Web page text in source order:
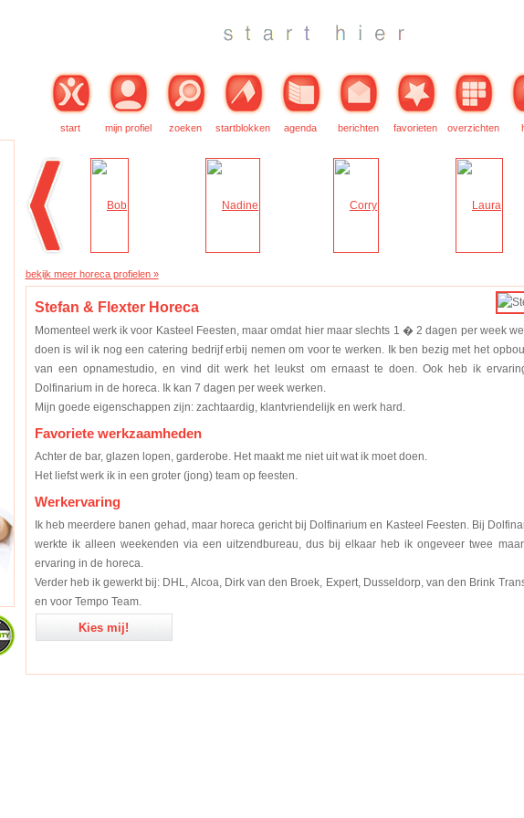
start mijn profiel zoeken startblokken agenda berichten favorieten overzichten
bekijk meer horeca profielen »
Stefan & Flexter Horeca
Momenteel werk ik voor Kasteel Feesten, maar omdat hier maar slechts 1 � 2 dagen per week
doen is wil ik nog een catering bedrijf erbij nemen om voor te werken. Ik ben bezig met het
van een opnamestudio, en vind dit werk het leukst om ernaast te doen. Ook heb ik
Dolfinarium in de horeca. Ik kan 7 dagen per week werken.
Mijn goede eigenschappen zijn: zachtaardig, klantvriendelijk en werk hard.
Favoriete werkzaamheden
Achter de bar, glazen lopen, garderobe. Het maakt me niet uit wat ik moet doen.
Het liefst werk ik in een groter (jong) team op feesten.
Werkervaring
Ik heb meerdere banen gehad, maar horeca gericht bij Dolfinarium en Kasteel Feesten. Bij
werkte ik alleen weekenden via een uitzendbureau, dus bij elkaar heb ik ongeveer twee
ervaring in de horeca.
Verder heb ik gewerkt bij: DHL, Alcoa, Dirk van den Broek, Expert, Dusseldorp, van den Brink
en voor Tempo Team.
Kies mij!